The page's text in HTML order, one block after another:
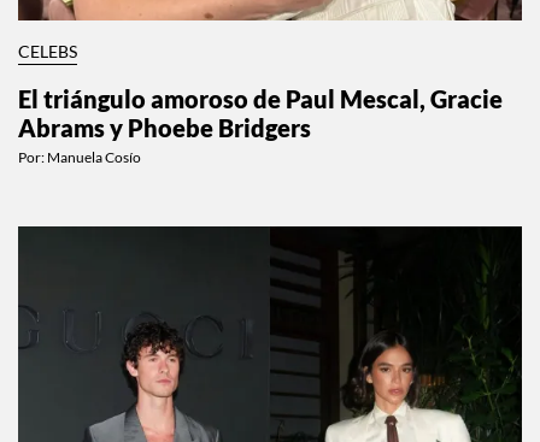
CELEBS
El triángulo amoroso de Paul Mescal, Gracie
Abrams y Phoebe Bridgers
Por: Manuela Cosío